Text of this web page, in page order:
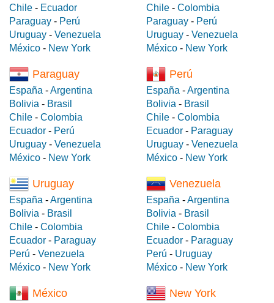
Chile - Ecuador
Paraguay - Perú
Uruguay - Venezuela
México - New York
Chile - Colombia
Paraguay - Perú
Uruguay - Venezuela
México - New York
Paraguay
España -Argentina
Bolivia - Brasil
Chile - Colombia
Ecuador - Perú
Uruguay - Venezuela
México - New York
Perú
España -Argentina
Bolivia - Brasil
Chile - Colombia
Ecuador - Paraguay
Uruguay - Venezuela
México - New York
Uruguay
España -Argentina
Bolivia - Brasil
Chile - Colombia
Ecuador - Paraguay
Perú - Venezuela
México - New York
Venezuela
España -Argentina
Bolivia - Brasil
Chile - Colombia
Ecuador - Paraguay
Perú - Uruguay
México - New York
México New York